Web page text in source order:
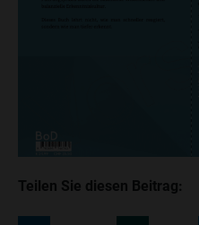
Teilen Sie diesen Beitrag: